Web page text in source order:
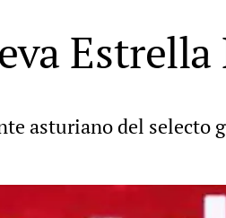
asturiano del selecto